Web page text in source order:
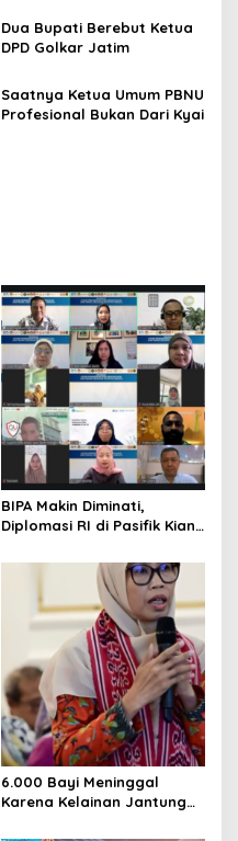
Indonesia
Dua Bupati Berebut Ketua
DPD Golkar Jatim
Saatnya Ketua Umum PBNU
Profesional Bukan Dari Kyai
BIPA Makin Diminati,
Diplomasi RI di Pasifik Kian
6.000 Bayi Meninggal
Karena Kelainan Jantung